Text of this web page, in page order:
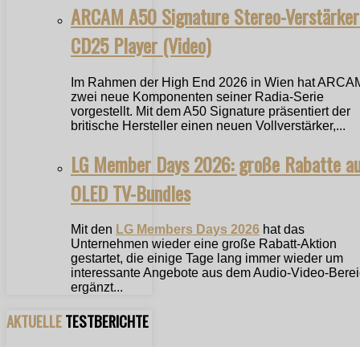
ARCAM A50 Signature Stereo-
CD25 Player (Video)
Im Rahmen der High End 2026 in Wien hat
zwei neue Komponenten seiner Radia-Serie
vorgestellt. Mit dem A50 Signature präsentiert der
britische Hersteller einen neuen Vollverstärker,...
LG Member Days 2026: große Rabatte
OLED TV-Bundles
Mit den LG Members Days 2026 hat das
Unternehmen wieder eine große Rabatt-Aktion
gestartet, die einige Tage lang immer wieder um
interessante Angebote aus dem Audio-Video-
ergänzt...
AKTUELLETESTBERICHTE